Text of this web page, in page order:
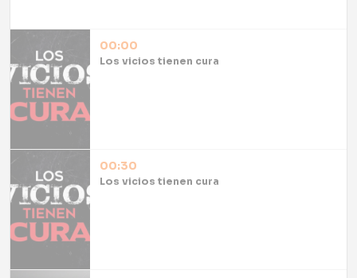
00:00
Los vicios tienen cura
00:30
Los vicios tienen cura